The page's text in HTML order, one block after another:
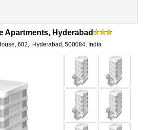
Apartments, Hyderabad
602, Hyderabad ,500084, India